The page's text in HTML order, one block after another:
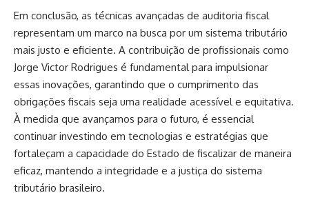
Em conclusão, as técnicas avançadas de auditoria fiscal
representam um marco na busca por um sistema tributário
mais justo e eficiente. A contribuição de profissionais como
Jorge Victor Rodrigues é fundamental para impulsionar
essas inovações, garantindo que o cumprimento das
obrigações fiscais seja uma realidade acessível e equitativa.
À medida que avançamos para o futuro, é essencial
continuar investindo em tecnologias e estratégias que
fortaleçam a capacidade do Estado de fiscalizar de maneira
eficaz, mantendo a integridade e a justiça do sistema
tributário brasileiro.